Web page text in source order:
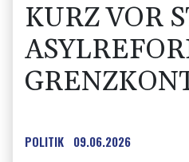
KURZ VOR
POLITIK 09.06.2026